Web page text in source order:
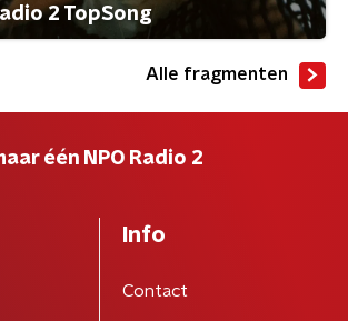
2 TopSong
Alle fragmenten
één NPO Radio 2
Info
Contact